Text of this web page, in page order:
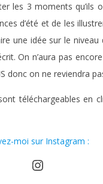
les 3 moments qu’ils
d’été et de les
une idée sur le niveau
On n’aura pas
donc on ne reviendra
téléchargeables en
moi sur Instagram :
Instagram